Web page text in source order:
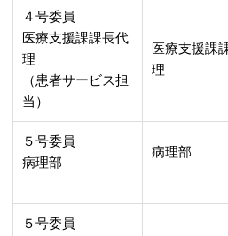
４号委員
医療支援課課長代
理
（患者サービス担
当）
医療支援課
理
５号委員
病理部
病理部
５号委員